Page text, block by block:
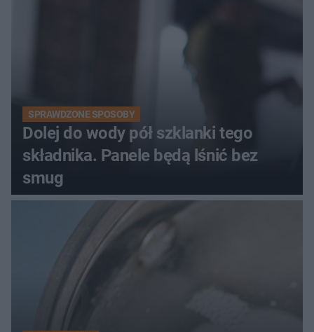
SPRAWDZONE SPOSOBY
Dolej do wody pół szklanki tego
składnika. Panele będą lśnić bez
smug